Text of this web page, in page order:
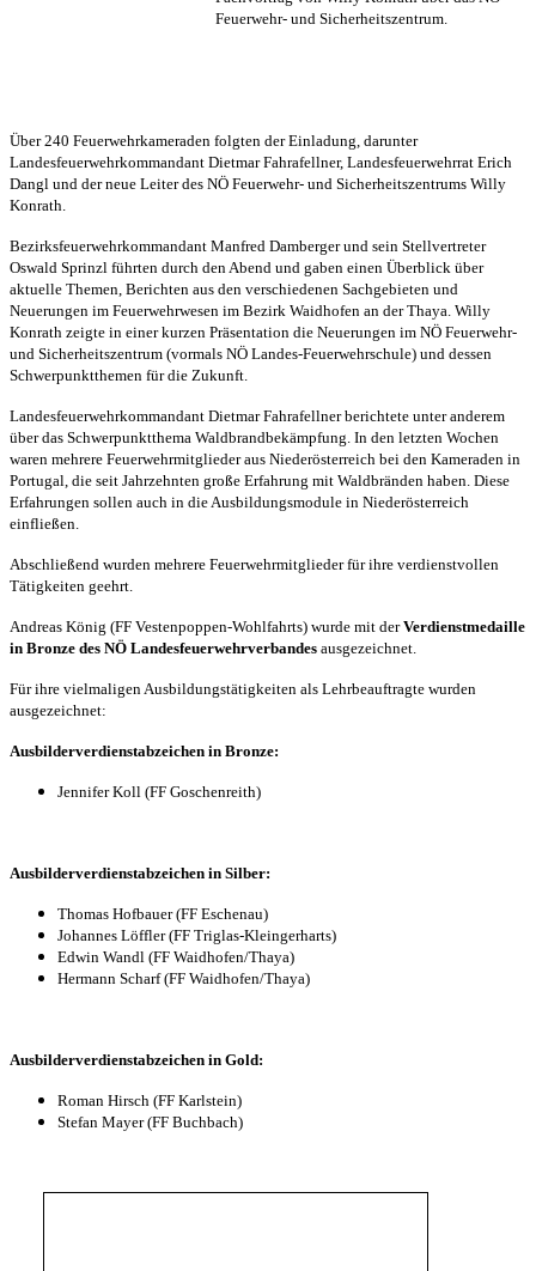
Feuerwehr- und Sicherheitszentrum.
Über 240 Feuerwehrkameraden folgten der Einladung, darunter
Landesfeuerwehrkommandant Dietmar Fahrafellner, Landesfeuerwehrrat Erich
Dangl und der neue Leiter des NÖ Feuerwehr- und Sicherheitszentrums Willy
Konrath.
Bezirksfeuerwehrkommandant Manfred Damberger und sein Stellvertreter
Oswald Sprinzl führten durch den Abend und gaben einen Überblick über
aktuelle Themen, Berichten aus den verschiedenen Sachgebieten und
Neuerungen im Feuerwehrwesen im Bezirk Waidhofen an der Thaya. Willy
Konrath zeigte in einer kurzen Präsentation die Neuerungen im NÖ Feuerwehr-
und Sicherheitszentrum (vormals NÖ Landes-Feuerwehrschule) und dessen
Schwerpunktthemen für die Zukunft.
Landesfeuerwehrkommandant Dietmar Fahrafellner berichtete unter anderem
über das Schwerpunktthema Waldbrandbekämpfung. In den letzten Wochen
waren mehrere Feuerwehrmitglieder aus Niederösterreich bei den Kameraden in
Portugal, die seit Jahrzehnten große Erfahrung mit Waldbränden haben. Diese
Erfahrungen sollen auch in die Ausbildungsmodule in Niederösterreich
einfließen.
Abschließend wurden mehrere Feuerwehrmitglieder für ihre verdienstvollen
Tätigkeiten geehrt.
Andreas König (FF Vestenpoppen-Wohlfahrts) wurde mit derVerdienstmedaille
in Bronze des NÖ Landesfeuerwehrverbandes ausgezeichnet.
Für ihre vielmaligen Ausbildungstätigkeiten als Lehrbeauftragte wurden
ausgezeichnet:
Ausbilderverdienstabzeichen in Bronze:
Jennifer Koll (FF Goschenreith)
Ausbilderverdienstabzeichen in Silber:
Thomas Hofbauer (FF Eschenau)
Johannes Löffler (FF Triglas-Kleingerharts)
Edwin Wandl (FF Waidhofen/Thaya)
Hermann Scharf (FF Waidhofen/Thaya)
Ausbilderverdienstabzeichen in Gold:
Roman Hirsch (FF Karlstein)
Stefan Mayer (FF Buchbach)